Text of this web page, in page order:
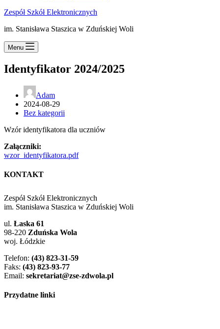
Zespół Szkół Elektronicznych
im. Stanisława Staszica w Zduńskiej Woli
Menu
Identyfikator 2024/2025
Adam
2024-08-29
Bez kategorii
Wzór identyfikatora dla uczniów
Załączniki:
wzor_identyfikatora.pdf
KONTAKT
Zespół Szkół Elektronicznych
im. Stanisława Staszica w Zduńskiej Woli
ul. Łaska 61
98-220 Zduńska Wola
woj. Łódzkie
Telefon: (43) 823-31-59
Faks: (43) 823-93-77
Email: sekretariat@zse-zdwola.pl
Przydatne linki